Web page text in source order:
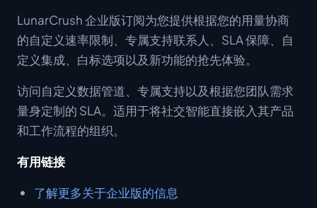
LunarCrush 企业版订阅为您提供根据您的用量协商
的自定义速率限制、专属支持联系人、SLA 保障、自
定义集成、白标选项以及新功能的抢先体验。
访问自定义数据管道、专属支持以及根据您团队需求
量身定制的 SLA。适用于将社交智能直接嵌入其产品
和工作流程的组织。
有用链接
了解更多关于企业版的信息